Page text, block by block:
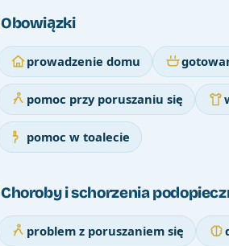
Obowiązki
prowadzenie domu
pomoc przy poruszaniu się
pomoc w toalecie
Choroby i schorzenia
problem z poruszaniem się